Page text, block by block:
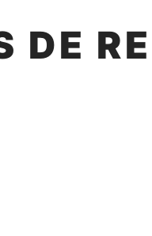
DE